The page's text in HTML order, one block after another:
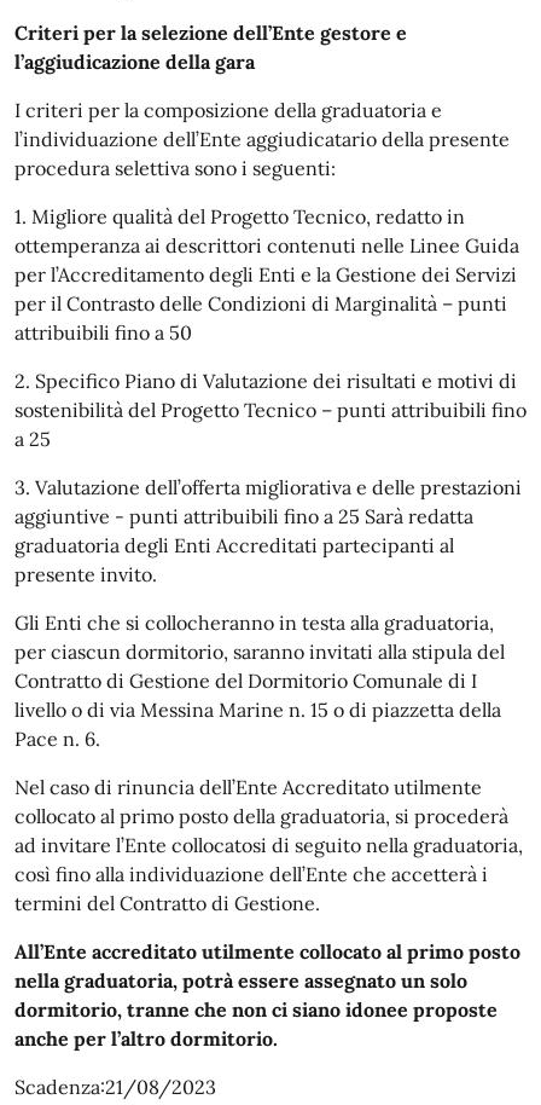
Criteri per la selezione dell’Ente gestore e
l’aggiudicazione della gara
I criteri per la composizione della graduatoria e
l’individuazione dell’Ente aggiudicatario della presente
procedura selettiva sono i seguenti:
1. Migliore qualità del Progetto Tecnico, redatto in
ottemperanza ai descrittori contenuti nelle Linee Guida
per l’Accreditamento degli Enti e la Gestione dei Servizi
per il Contrasto delle Condizioni di Marginalità – punti
attribuibili fino a 50
2. Specifico Piano di Valutazione dei risultati e motivi di
sostenibilità del Progetto Tecnico – punti attribuibili fino
a 25
3. Valutazione dell’offerta migliorativa e delle prestazioni
aggiuntive - punti attribuibili fino a 25 Sarà redatta
graduatoria degli Enti Accreditati partecipanti al
presente invito.
Gli Enti che si collocheranno in testa alla graduatoria,
per ciascun dormitorio, saranno invitati alla stipula del
Contratto di Gestione del Dormitorio Comunale di I
livello o di via Messina Marine n. 15 o di piazzetta della
Pace n. 6.
Nel caso di rinuncia dell’Ente Accreditato utilmente
collocato al primo posto della graduatoria, si procederà
ad invitare l’Ente collocatosi di seguito nella graduatoria,
così fino alla individuazione dell’Ente che accetterà i
termini del Contratto di Gestione.
All’Ente accreditato utilmente collocato al primo posto
nella graduatoria, potrà essere assegnato un solo
dormitorio, tranne che non ci siano idonee proposte
anche per l’altro dormitorio.
Scadenza:21/08/2023